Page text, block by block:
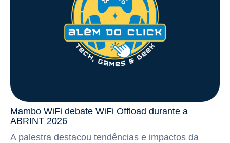
Mambo WiFi debate WiFi Offload durante a
ABRINT 2026
A palestra destacou tendências e impactos da